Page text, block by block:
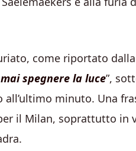
come riportato dalla
spegnere la luce”,
minuto. Una
il Milan, soprattutto in